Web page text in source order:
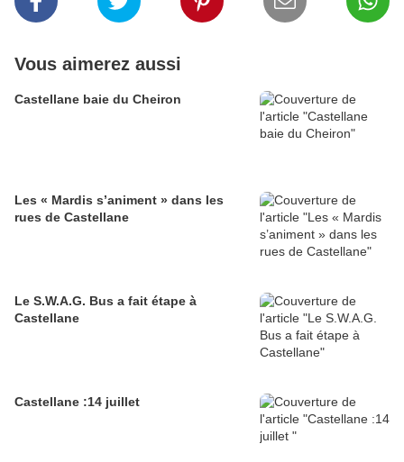
Vous aimerez aussi
Castellane baie du Cheiron
Les « Mardis s’animent » dans les
rues de Castellane
Le S.W.A.G. Bus a fait étape à
Castellane
Castellane :14 juillet